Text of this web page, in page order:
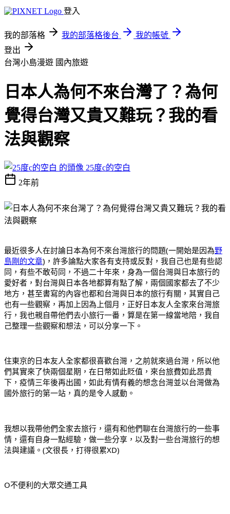
登入
我的部落格 我的部落格後台
我的帳號
登出
台灣小島漫遊 國內旅遊
日本人為何不來台灣了？為何
覺得台灣又貴又難玩？我的看
法與觀察
25度c的空白
2年前
最近很多人在討論日本為何不來台灣旅行的問題(一開始是因為野
島剛的文章)，許多論點大家各有支持或反對，我自己也是有些認
同，有些不敢苟同，不過二十年來，身為一個台灣與日本旅行的
愛好者，對台灣與日本各地都算有點了解，兩個國家都去了不少
地方，甚至書寫的內容也都和台灣與日本的旅行有關，其實自己
也有一些觀察，再加上因為上個月，正好日本友人全家來台灣旅
行，我也親自帶他們去小旅行一番，算是在第一線當地陪，我自
己整理一些觀察和想法，可以分享一下。
住東京的日本友人全家都很喜歡台灣，之前就來過台灣，所以他
們其實來了快兩個星期，在日幣如此貶值，來台旅費如此昂貴
下，疫情三年後再出國，如此有情有義的想念台灣並以台灣做為
國外旅行的第一站，真的是令人感動。
我想以我帶他們全家去旅行，還有和他們聊在台灣旅行的一些事
情，還有自身一點經驗，做一些分享，以及對一些台灣旅行的想
法與建議。(文很長，打得很累XD)
O不便利的大眾交通工具